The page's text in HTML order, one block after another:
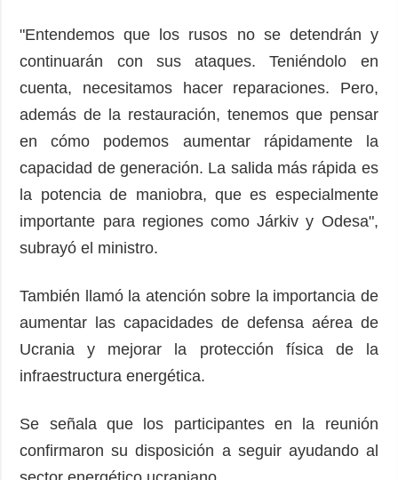
"Entendemos que los rusos no se detendrán y
continuarán con sus ataques. Teniéndolo en
cuenta, necesitamos hacer reparaciones. Pero,
además de la restauración, tenemos que pensar
en cómo podemos aumentar rápidamente la
capacidad de generación. La salida más rápida es
la potencia de maniobra, que es especialmente
importante para regiones como Járkiv y Odesa",
subrayó el ministro.
También llamó la atención sobre la importancia de
aumentar las capacidades de defensa aérea de
Ucrania y mejorar la protección física de la
infraestructura energética.
Se señala que los participantes en la reunión
confirmaron su disposición a seguir ayudando al